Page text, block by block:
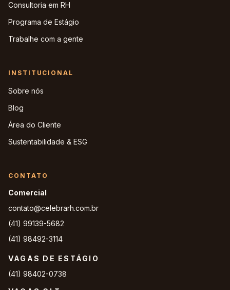
Consultoria em RH
Programa de Estágio
Trabalhe com a gente
INSTITUCIONAL
Sobre nós
Blog
Área do Cliente
Sustentabilidade & ESG
CONTATO
Comercial
contato@celebrarh.com.br
(41) 99139-5682
(41) 98492-3114
VAGAS DE ESTÁGIO
(41) 98402-0738